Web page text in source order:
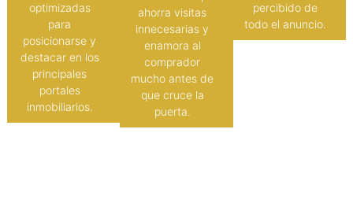
optimizadas
para
posicionarse y
destacar en los
principales
portales
inmobiliarios.
ahorra visitas
innecesarias y
enamora al
comprador
mucho antes de
que cruce la
puerta.
percibido de
todo el anuncio.